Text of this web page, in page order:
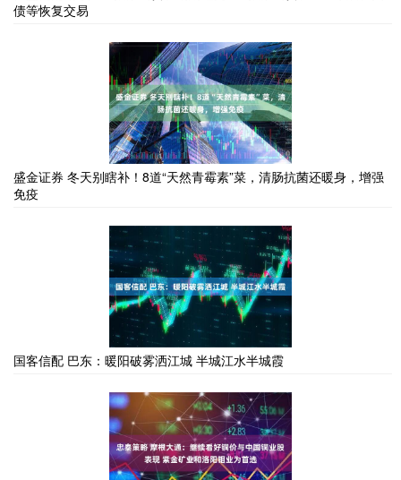
债等恢复交易
盛金证券 冬天别瞎补！8道“天然青霉素”菜，清肠抗菌还暖身，增强
免疫
国客信配 巴东：暖阳破雾洒江城 半城江水半城霞